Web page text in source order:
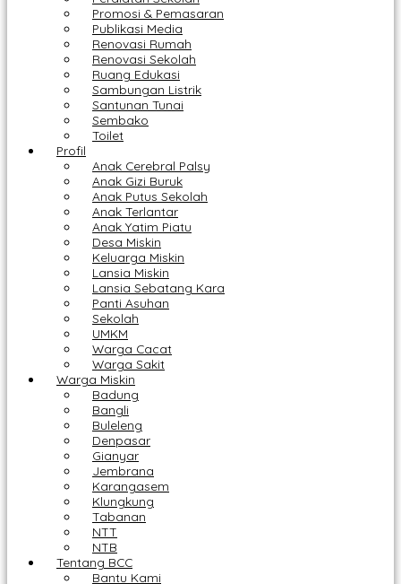
Promosi & Pemasaran
Publikasi Media
Renovasi Rumah
Renovasi Sekolah
Ruang Edukasi
Sambungan Listrik
Santunan Tunai
Sembako
Toilet
Profil
Anak Cerebral Palsy
Anak Gizi Buruk
Anak Putus Sekolah
Anak Terlantar
Anak Yatim Piatu
Desa Miskin
Keluarga Miskin
Lansia Miskin
Lansia Sebatang Kara
Panti Asuhan
Sekolah
UMKM
Warga Cacat
Warga Sakit
Warga Miskin
Badung
Bangli
Buleleng
Denpasar
Gianyar
Jembrana
Karangasem
Klungkung
Tabanan
NTT
NTB
Tentang BCC
Bantu Kami